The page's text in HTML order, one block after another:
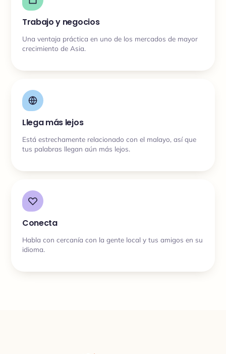
Trabajo y negocios
Una ventaja práctica en uno de los mercados de mayor
crecimiento de Asia.
Llega más lejos
Está estrechamente relacionado con el malayo, así que
tus palabras llegan aún más lejos.
Conecta
Habla con cercanía con la gente local y tus amigos en su
idioma.